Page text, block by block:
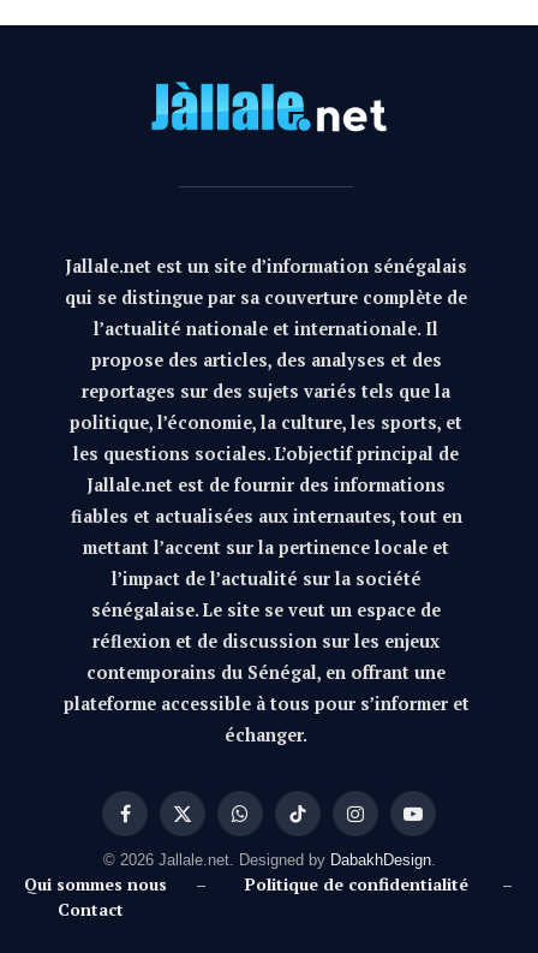
Jallale.net est un site d’information sénégalais
qui se distingue par sa couverture complète de
l’actualité nationale et internationale. Il
propose des articles, des analyses et des
reportages sur des sujets variés tels que la
politique, l’économie, la culture, les sports, et
les questions sociales. L’objectif principal de
Jallale.net est de fournir des informations
fiables et actualisées aux internautes, tout en
mettant l’accent sur la pertinence locale et
l’impact de l’actualité sur la société
sénégalaise. Le site se veut un espace de
réflexion et de discussion sur les enjeux
contemporains du Sénégal, en offrant une
plateforme accessible à tous pour s’informer et
échanger.
Facebook
X
(Twitter)
WhatsAppTikTok InstagramYouTube
© 2026 Jallale.net. Designed by DabakhDesign.
Qui sommes nous – Politique de confidentialité –
Contact